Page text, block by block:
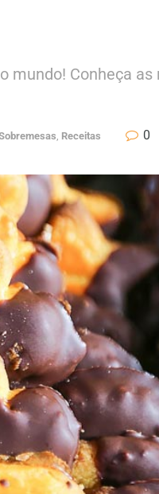
mundo! Conheça
, Receitas 0